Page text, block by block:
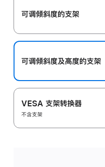
可调倾斜度的支架
可调倾斜度及高‍度的支‍架
VESA 支架转换器
不含支架